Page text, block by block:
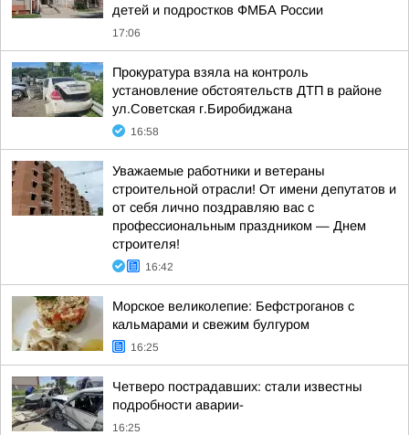
детей и подростков ФМБА России
17:06
Прокуратура взяла на контроль
установление обстоятельств ДТП в районе
ул.Советская г.Биробиджана
16:58
Уважаемые работники и ветераны
строительной отрасли! От имени депутатов и
от себя лично поздравляю вас с
профессиональным праздником — Днем
строителя!
16:42
Морское великолепие: Бефстроганов с
кальмарами и свежим булгуром
16:25
Четверо пострадавших: стали известны
подробности аварии-
16:25